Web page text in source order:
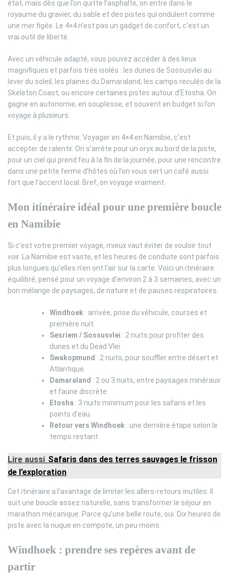
état, mais dès que l’on quitte l’asphalte, on entre dans le
royaume du gravier, du sable et des pistes qui ondulent comme
une mer figée. Le 4×4 n’est pas un gadget de confort, c’est un
vrai outil de liberté.
Avec un véhicule adapté, vous pouvez accéder à des lieux
magnifiques et parfois très isolés : les dunes de Sossusvlei au
lever du soleil, les plaines du Damaraland, les camps reculés de la
Skeleton Coast, ou encore certaines pistes autour d’Etosha. On
gagne en autonomie, en souplesse, et souvent en budget si l’on
voyage à plusieurs.
Et puis, il y a le rythme. Voyager en 4×4 en Namibie, c’est
accepter de ralentir. On s’arrête pour un oryx au bord de la piste,
pour un ciel qui prend feu à la fin de la journée, pour une rencontre
dans une petite ferme d’hôtes où l’on vous sert un café aussi
fort que l’accent local. Bref, on voyage vraiment.
Mon itinéraire idéal pour une première boucle
en Namibie
Si c’est votre premier voyage, mieux vaut éviter de vouloir tout
voir. La Namibie est vaste, et les heures de conduite sont parfois
plus longues qu’elles n’en ont l’air sur la carte. Voici un itinéraire
équilibré, pensé pour un voyage d’environ 2 à 3 semaines, avec un
bon mélange de paysages, de nature et de pauses respiratoires.
Windhoek : arrivée, prise du véhicule, courses et
première nuit.
Sesriem / Sossusvlei : 2 nuits pour profiter des
dunes et du Dead Vlei.
Swakopmund : 2 nuits, pour souffler entre désert et
Atlantique.
Damaraland : 2 ou 3 nuits, entre paysages minéraux
et faune discrète.
Etosha : 3 nuits minimum pour les safaris et les
points d’eau.
Retour vers Windhoek : une dernière étape selon le
temps restant.
Lire aussi Safaris dans des terres sauvages le frisson
de l’exploration
Cet itinéraire a l’avantage de limiter les allers-retours inutiles. Il
suit une boucle assez naturelle, sans transformer le séjour en
marathon mécanique. Parce qu’une belle route, oui. Dix heures de
piste avec la nuque en compote, un peu moins.
Windhoek : prendre ses repères avant de
partir